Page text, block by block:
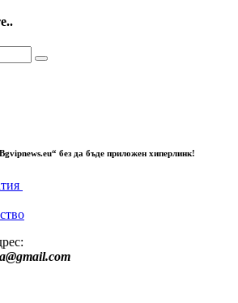
без да бъде приложен хиперлинк!